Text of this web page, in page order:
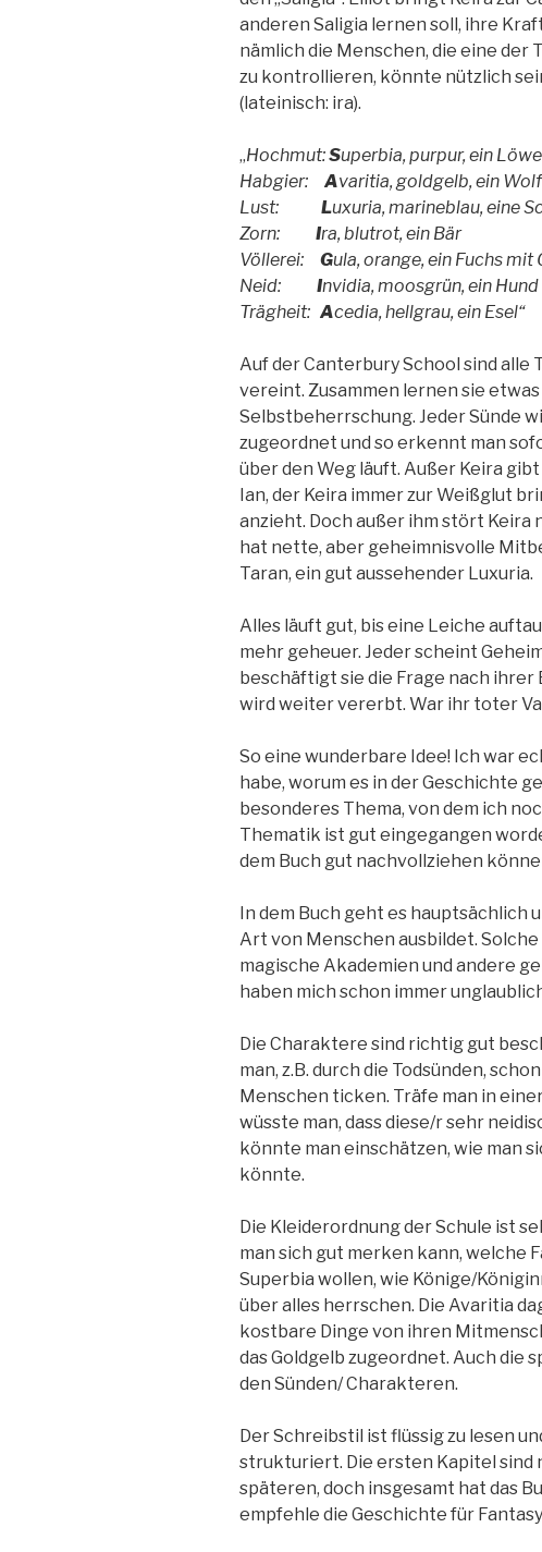
anderen Saligia lernen soll, ihre
nämlich die Menschen, die eine der
zu kontrollieren, könnte nützlich
(lateinisch: ira).
„Hochmut:Superbia, purpur, ein Löwe
Habgier: Avaritia, goldgelb, ein Wolf
Lust: Luxuria, marineblau, eine
Zorn: Ira, blutrot, ein Bär
Völlerei: Gula, orange, ein Fuchs mit
Neid: Invidia, moosgrün, ein Hund
Trägheit: Acedia, hellgrau, ein Esel“
Auf der Canterbury School sind alle
vereint. Zusammen lernen sie
Selbstbeherrschung. Jeder Sünde
zugeordnet und so erkennt man
über den Weg läuft. Außer Keira
Ian, der Keira immer zur Weißglut
anzieht. Doch außer ihm stört Keira
hat nette, aber geheimnisvolle
Taran, ein gut aussehender Luxuria.
Alles läuft gut, bis eine Leiche
mehr geheuer. Jeder scheint
beschäftigt sie die Frage nach ihrer
wird weiter vererbt. War ihr toter
So eine wunderbare Idee! Ich war
habe, worum es in der Geschichte
besonderes Thema, von dem ich
Thematik ist gut eingegangen
dem Buch gut nachvollziehen
In dem Buch geht es hauptsächlich
Art von Menschen ausbildet. Solche
magische Akademien und andere
haben mich schon immer
Die Charaktere sind richtig gut
man, z.B. durch die Todsünden,
Menschen ticken. Träfe man in
wüsste man, dass diese/r sehr
könnte man einschätzen, wie man
könnte.
Die Kleiderordnung der Schule ist
man sich gut merken kann, welche
Superbia wollen, wie Könige/
über alles herrschen. Die Avaritia
kostbare Dinge von ihren
das Goldgelb zugeordnet. Auch die
den Sünden/ Charakteren.
Der Schreibstil ist flüssig zu lesen
strukturiert. Die ersten Kapitel sind
späteren, doch insgesamt hat das
empfehle die Geschichte für